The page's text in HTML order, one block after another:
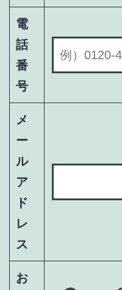
電
話
番
号
メ
ー
ル
ア
ド
レ
ス
お